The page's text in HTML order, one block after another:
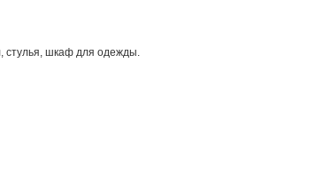
стулья, шкаф для одежды.